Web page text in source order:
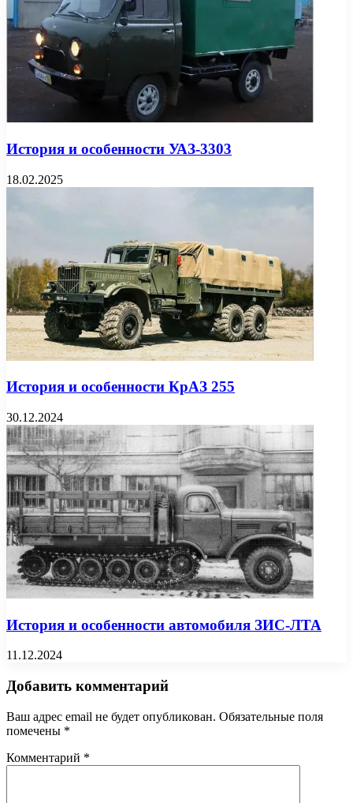
История и особенности УАЗ-3303
18.02.2025
История и особенности КрАЗ 255
30.12.2024
История и особенности автомобиля ЗИС-ЛТА
11.12.2024
Добавить комментарий
Ваш адрес email не будет опубликован. Обязательные поля
помечены *
Комментарий *